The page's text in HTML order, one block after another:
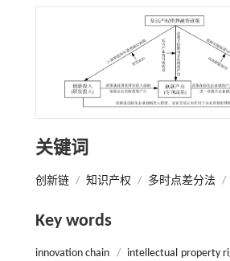
关键词
创新链 / 知识产权 / 多时点差分法 /
Key words
innovation chain / intellectual property